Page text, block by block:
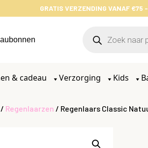
GRATIS VERZENDING VANAF €75
& cadeau Verzorging Kids
/ Regenlaarzen / Regenlaars Classic